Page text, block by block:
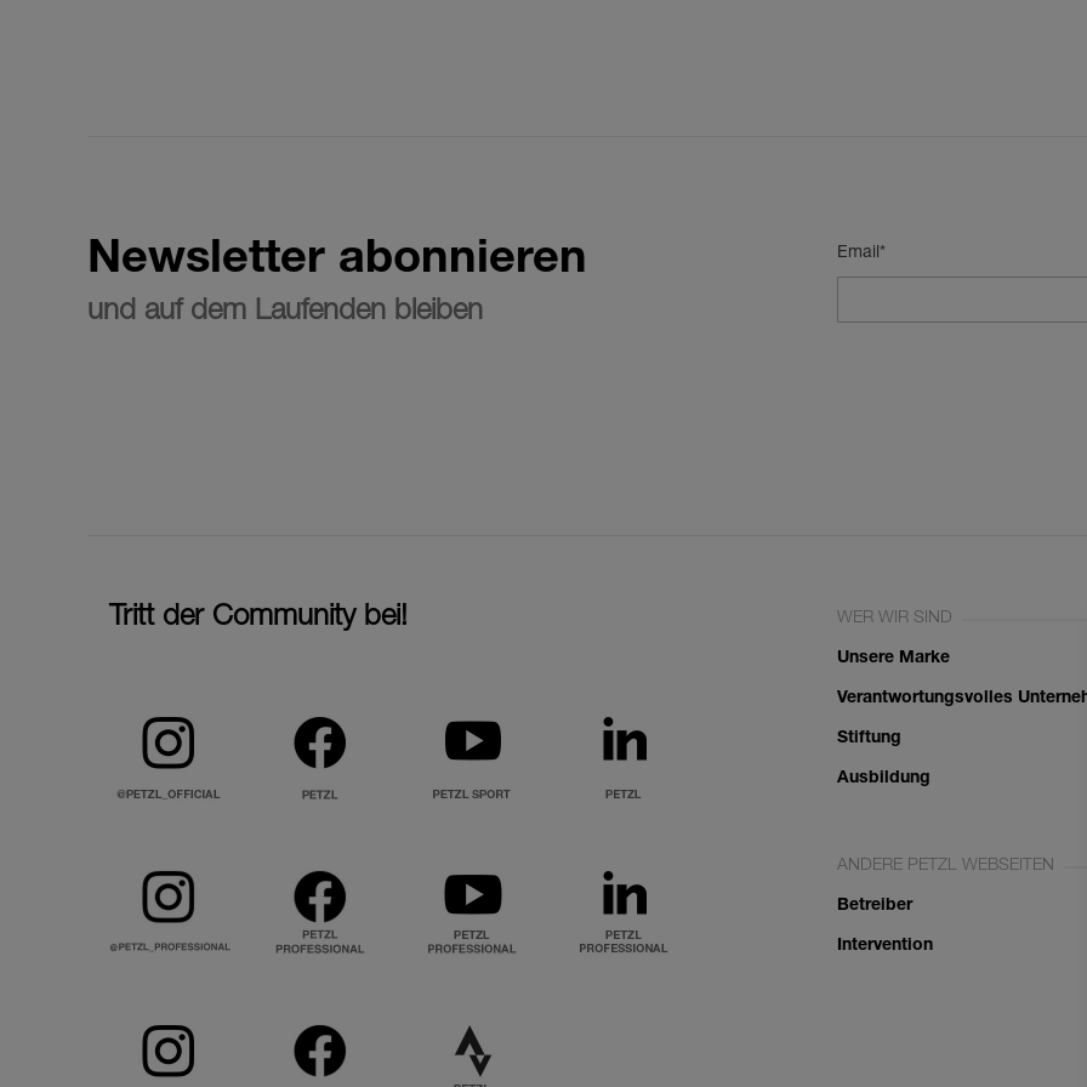
Newsletter abonnieren
und auf dem Laufenden bleiben
Email*
Tritt der Community bei! WER WIR SIND
Unsere Marke
Verantwortungsvolles
Stiftung
Ausbildung
ANDERE PETZL WEBSEITEN
Betreiber
Intervention